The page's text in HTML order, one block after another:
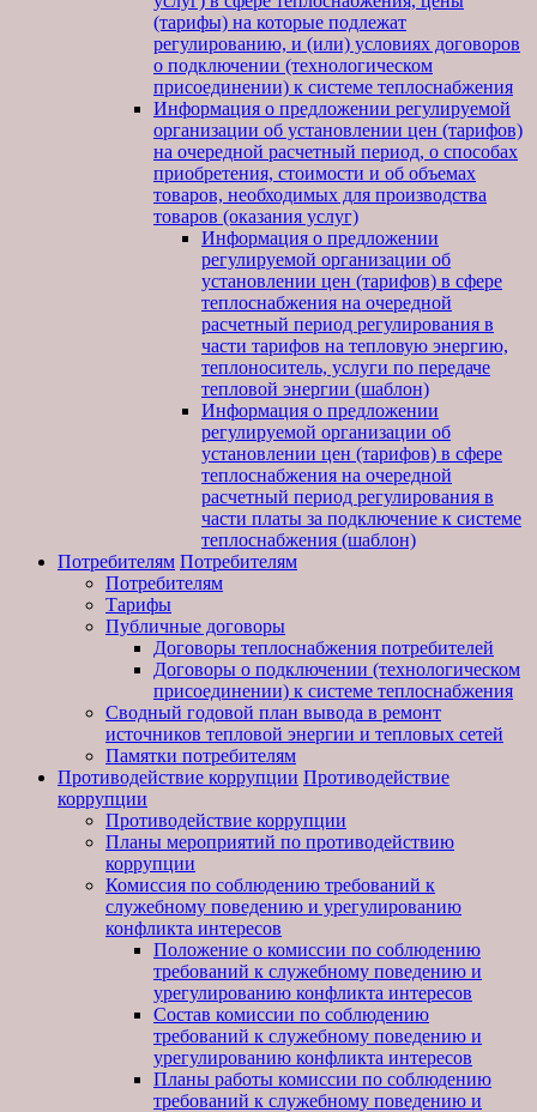
(тарифы) на которые подлежат
регулированию, и (или) условиях договоров
о подключении (технологическом
присоединении) к системе теплоснабжения
Информация о предложении регулируемой
организации об установлении цен (тарифов)
на очередной расчетный период, о способах
приобретения, стоимости и об объемах
товаров, необходимых для производства
товаров (оказания услуг)
Информация о предложении
регулируемой организации об
установлении цен (тарифов) в сфере
теплоснабжения на очередной
расчетный период регулирования в
части тарифов на тепловую энергию,
теплоноситель, услуги по передаче
тепловой энергии (шаблон)
Информация о предложении
регулируемой организации об
установлении цен (тарифов) в сфере
теплоснабжения на очередной
расчетный период регулирования в
части платы за подключение к системе
теплоснабжения (шаблон)
Потребителям Потребителям
Потребителям
Тарифы
Публичные договоры
Договоры теплоснабжения потребителей
Договоры о подключении (технологическом
присоединении) к системе теплоснабжения
Сводный годовой план вывода в ремонт
источников тепловой энергии и тепловых сетей
Памятки потребителям
Противодействие коррупции Противодействие
коррупции
Противодействие коррупции
Планы мероприятий по противодействию
коррупции
Комиссия по соблюдению требований к
служебному поведению и урегулированию
конфликта интересов
Положение о комиссии по соблюдению
требований к служебному поведению и
урегулированию конфликта интересов
Состав комиссии по соблюдению
требований к служебному поведению и
урегулированию конфликта интересов
Планы работы комиссии по соблюдению
требований к служебному поведению и